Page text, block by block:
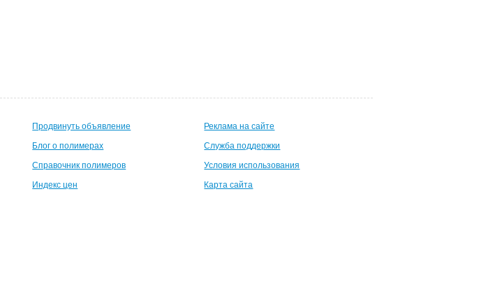
Продвинуть объявление
Блог о полимерах
Справочник полимеров
Индекс цен
Реклама на сайте
Служба поддержки
Условия использования
Карта сайта